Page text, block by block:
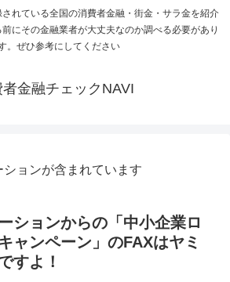
れている全国の消費者金融・街金・サラ金を紹介
にその金融業者が大丈夫なのか調べる必要があり
。ぜひ参考にしてください
金融チェックNAVI
ョンが含まれています
ションからの「中小企業ロ
ャンペーン」のFAXはヤミ
すよ！